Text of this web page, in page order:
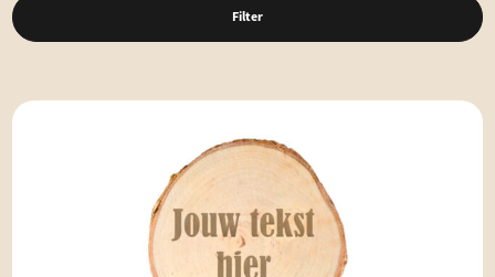
Filter